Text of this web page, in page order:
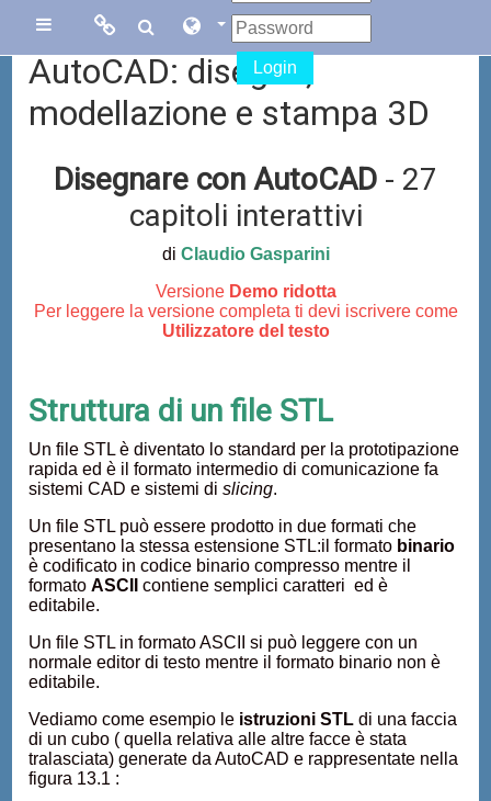
Links
Menu
Sito di Corsi in
Sito dei corsi
online di
AutoCAD
Links
collegati
Facebook
Login
AutoCAD: disegno,
modellazione e stampa 3D
Disegnare con AutoCAD - 27
capitoli interattivi
di Claudio Gasparini
Versione Demo ridotta
Per leggere la versione completa ti devi iscrivere come
Utilizzatore del testo
Struttura di un file STL
Un file STL è diventato lo standard per la prototipazione
rapida ed è il formato intermedio di comunicazione fa
sistemi CAD e sistemi dislicing.
Un file STL può essere prodotto in due formati che
presentano la stessa estensione STL:il formato binario
è codificato in codice binario compresso mentre il
formatoASCII
contiene semplici caratteri ed è
editabile.
Un file STL in formato ASCII si può leggere con un
normale editor di testo mentre il formato binario non è
editabile.
Vediamo come esempio le istruzioni STL di una faccia
di un cubo ( quella relativa alle altre facce è stata
tralasciata) generate da AutoCAD e rappresentate nella
figura 13.1 :